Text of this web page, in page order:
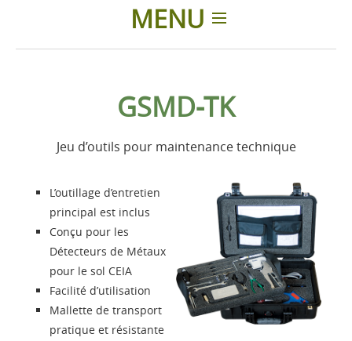
MENU
Accessoires
Présentation
Contacts
Login
GSMD-TK
Jeu d’outils pour maintenance technique
L’outillage d’entretien
principal est inclus
Conçu pour les
Détecteurs de Métaux
pour le sol CEIA
Facilité d’utilisation
Mallette de transport
pratique et résistante